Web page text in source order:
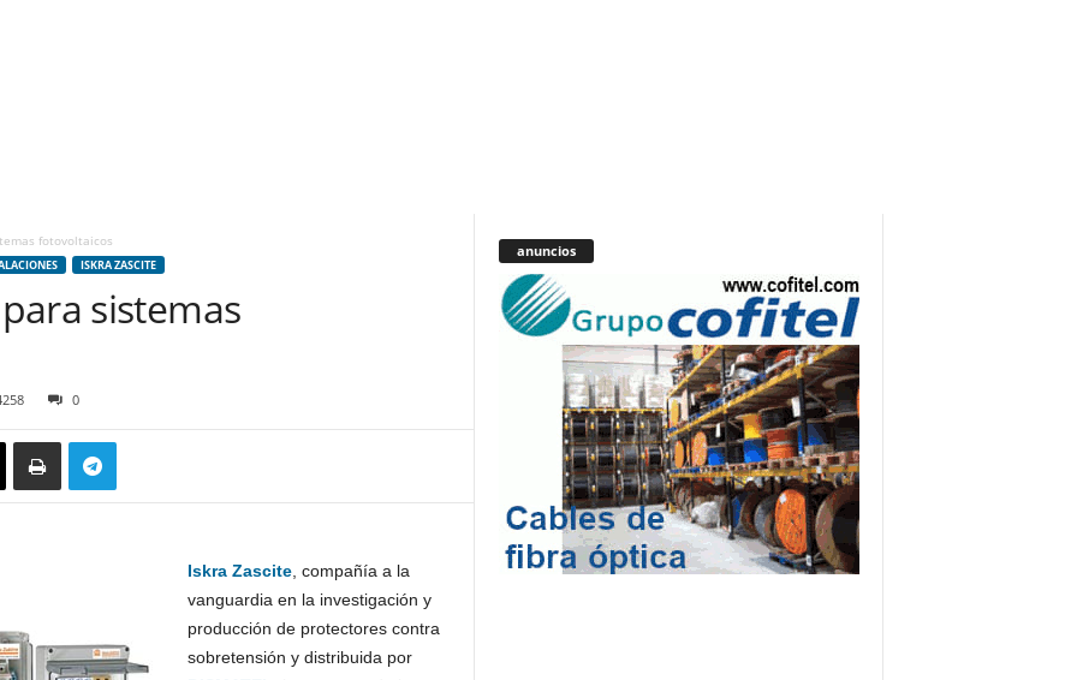
fotovoltaicos
ISKRA ZASCITE
sistemas
0
Iskra Zascite, compañía a la
vanguardia en la investigación y
producción de protectores contra
sobretensión y distribuida por
anuncios